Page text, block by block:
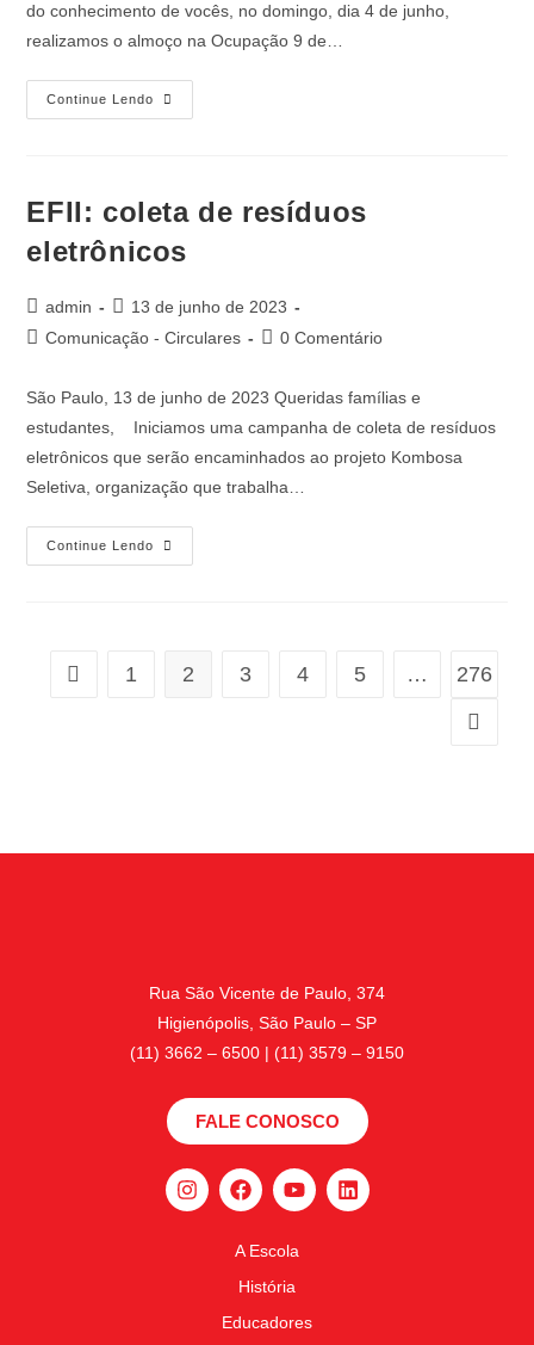
do conhecimento de vocês, no domingo, dia 4 de junho,
realizamos o almoço na Ocupação 9 de…
Continue Lendo
EFII: coleta de resíduos
eletrônicos
admin
13 de junho de 2023
Comunicação - Circulares
0 Comentário
São Paulo, 13 de junho de 2023 Queridas famílias e
estudantes, Iniciamos uma campanha de coleta de resíduos
eletrônicos que serão encaminhados ao projeto Kombosa
Seletiva, organização que trabalha…
Continue Lendo
1 2 3 4 5 … 276
Rua São Vicente de Paulo, 374
Higienópolis, São Paulo – SP
(11) 3662 – 6500 | (11) 3579 – 9150
FALE CONOSCO
A Escola
História
Educadores